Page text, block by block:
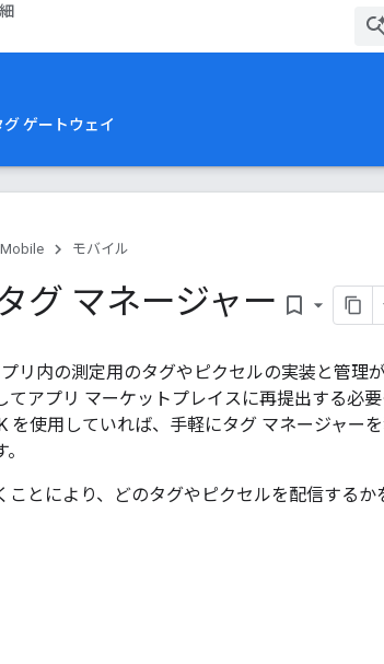
ゲートウェイ
Mobile モバイル
グ マネージャー bookmark_border
リ内の測定用のタグやピクセルの実装と管理
アプリ マーケットプレイスに再提出する必要
を使用していれば、手軽にタグ マネージャー
とにより、どのタグやピクセルを配信するか